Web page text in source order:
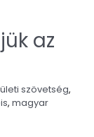
az
szövetség,
, magyar